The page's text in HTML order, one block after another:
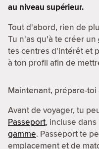
au niveau supérieur.
Tout d'abord, rien de
Tu n'as qu'à te créer un
tes centres d'intérêt et
à ton profil afin de
Maintenant, prépare-toi
Avant de voyager, tu
Passeport, incluse dans
gamme. Passeport te
emplacement et de